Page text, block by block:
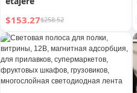
$153.27$258.52